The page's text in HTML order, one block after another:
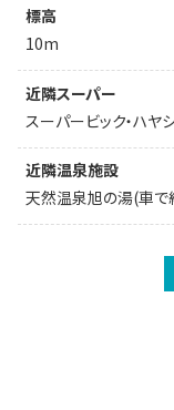
標高
10m
近隣スーパー
スーパービック・ハ
近隣温泉施設
天然温泉旭の湯(車で